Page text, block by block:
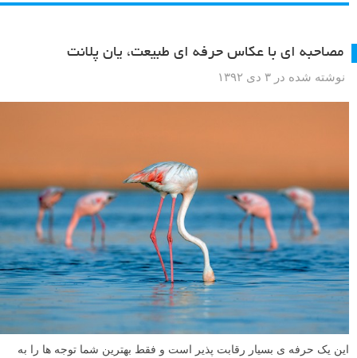
مصاحبه ای با عکاس حرفه ای طبیعت، یان پلانت
نوشته شده در ۳ دی ۱۳۹۲
این یک حرفه ی بسیار رقابت پذیر است و فقط بهترین شما توجه ها را به